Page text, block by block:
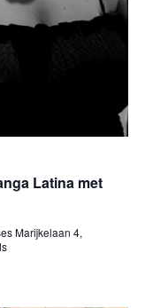
Latina met
Marijkelaan 4,